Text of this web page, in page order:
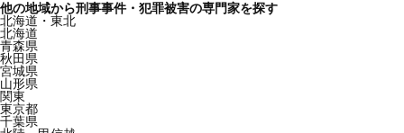
他の地域から刑事事件・犯罪被害の専門家を探す
北海道・東北
北海道
青森県
秋田県
宮城県
山形県
関東
東京都
千葉県